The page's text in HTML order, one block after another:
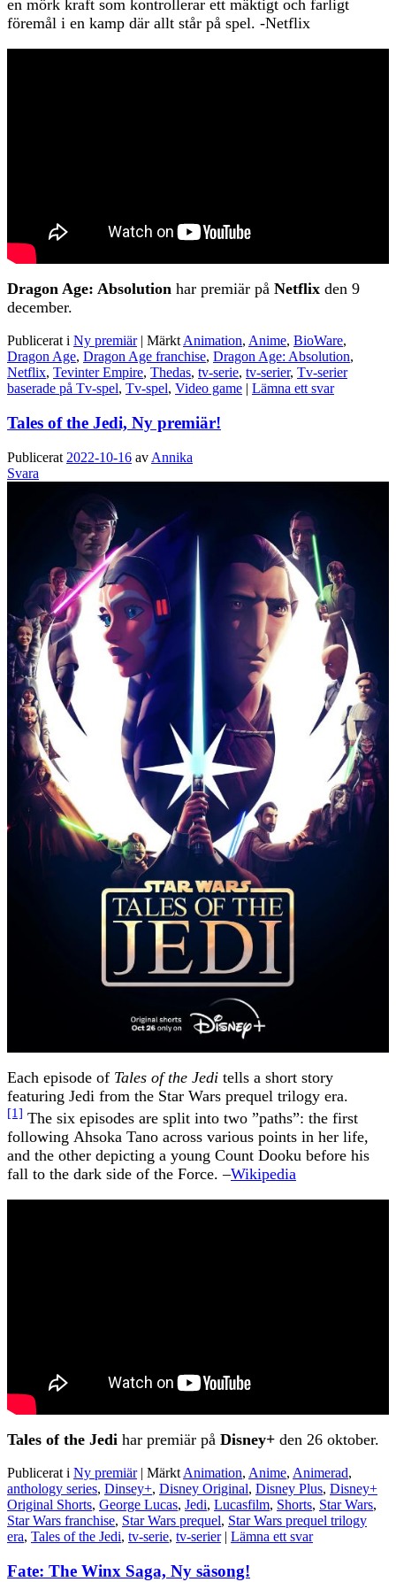
en mörk kraft som kontrollerar ett mäktigt och farligt
föremål i en kamp där allt står på spel. -Netflix
Dragon Age: Absolution har premiär på Netflix den 9
december.
Publicerat i Ny premiär | Märkt Animation, Anime, BioWare,
Dragon Age, Dragon Age franchise, Dragon Age: Absolution,
Netflix, Tevinter Empire, Thedas, tv-serie, tv-serier, Tv-serier
baserade på Tv-spel, Tv-spel, Video game | Lämna ett svar
Tales of the Jedi, Ny premiär!
Publicerat 2022-10-16 av Annika
Svara
Each episode of Tales of the Jedi tells a short story
featuring Jedi from the Star Wars prequel trilogy era.
[1] The six episodes are split into two ”paths”: the first
following Ahsoka Tano across various points in her life,
and the other depicting a young Count Dooku before his
fall to the dark side of the Force. –Wikipedia
Tales of the Jedi har premiär på Disney+ den 26 oktober.
Publicerat i Ny premiär | Märkt Animation, Anime, Animerad,
anthology series, Dinsey+, Disney Original, Disney Plus, Disney+
Original Shorts, George Lucas, Jedi, Lucasfilm, Shorts, Star Wars,
Star Wars franchise, Star Wars prequel, Star Wars prequel trilogy
era, Tales of the Jedi, tv-serie, tv-serier | Lämna ett svar
Fate: The Winx Saga, Ny säsong!